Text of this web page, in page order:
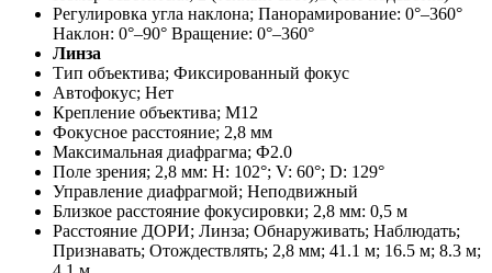
Регулировка угла наклона; Панорамирование: 0°–360°
Наклон: 0°–90° Вращение: 0°–360°
Линза
Тип объектива; Фиксированный фокус
Автофокус; Нет
Крепление объектива; М12
Фокусное расстояние; 2,8 мм
Максимальная диафрагма; Ф2.0
Поле зрения; 2,8 мм: H: 102°; V: 60°; D: 129°
Управление диафрагмой; Неподвижный
Близкое расстояние фокусировки; 2,8 мм: 0,5 м
Расстояние ДОРИ; Линза; Обнаруживать; Наблюдать;
Признавать; Отождествлять; 2,8 мм; 41.1 м; 16.5 м; 8.3 м;